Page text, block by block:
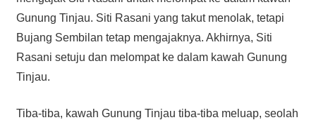
Gunung Tinjau. Siti Rasani yang takut menolak, tetapi
Bujang Sembilan tetap mengajaknya. Akhirnya, Siti
Rasani setuju dan melompat ke dalam kawah Gunung
Tinjau.
Tiba-tiba, kawah Gunung Tinjau tiba-tiba meluap, seolah